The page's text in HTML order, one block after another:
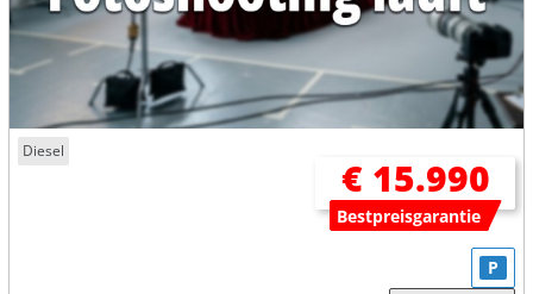
Diesel
€ 15.990
Bestpreisgarantie
P